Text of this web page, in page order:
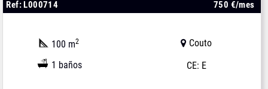
Ref: L000714 750 €/mes
100 m2
1 baños
Couto
CE: E